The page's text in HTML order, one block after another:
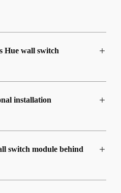
Hue wall switch
installation
switch module behind